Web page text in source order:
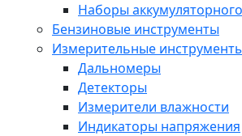
Наборы
Бензиновые инструменты
Измерительные
Дальномеры
Детекторы
Измерители влажности
Индикаторы напряжения